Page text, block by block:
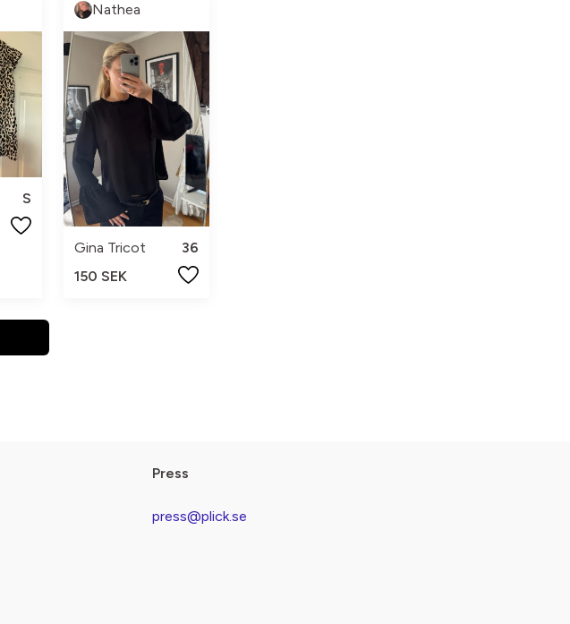
S
Nathea
Gina Tricot
36
150 SEK
Press
press@plick.se